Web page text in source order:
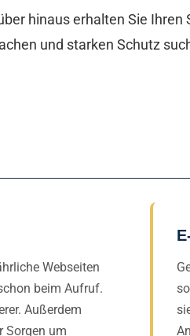
hinaus erhalten Sie Ihren
und starken Schutz
Webseiten
beim Aufruf.
Außerdem
Sorgen um